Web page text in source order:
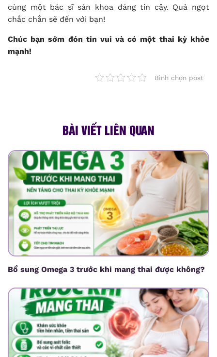
cùng một bác sĩ sản khoa đáng tin cậy. Quả ngọt
chắc chắn sẽ đến với bạn!
Chúc bạn sớm đón tin vui và có một thai kỳ khỏe
mạnh!
Bình chọn post
BÀI VIẾT LIÊN QUAN
Bổ sung Omega 3 trước khi mang thai được không?